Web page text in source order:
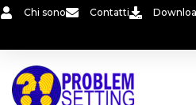
Vai
contenuto
Chi sono Contatti